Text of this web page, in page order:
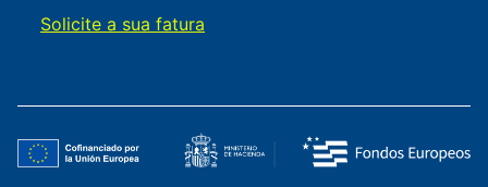
Solicite a sua fatura